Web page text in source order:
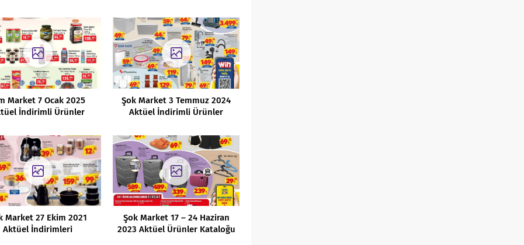
Market 7 Ocak 2025
İndirimli Ürünler
Şok Market 3 Temmuz 2024
Aktüel İndirimli Ürünler
Market 27 Ekim 2021
Aktüel İndirimleri
Şok Market 17 – 24 Haziran
2023 Aktüel Ürünler Kataloğu